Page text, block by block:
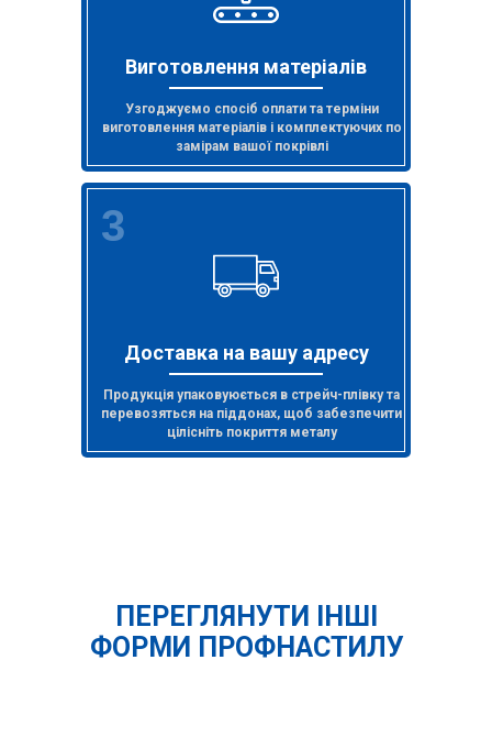
3
Виготовлення матеріалів
Доставка на вашу адресу
Узгоджуємо спосіб оплати та терміни
виготовлення матеріалів і комплектуючих по
замірам вашої покрівлі
Продукція упаковуюється в стрейч-плівку та
перевозяться на піддонах, щоб забезпечити
цілісніть покриття металу
ПЕРЕГЛЯНУТИ ІНШІ
ФОРМИ ПРОФНАСТИЛУ